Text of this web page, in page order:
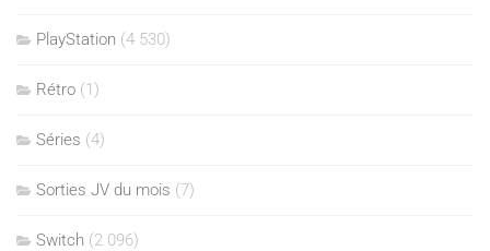
PlayStation (4 530)
Rétro (1)
Séries (4)
Sorties JV du mois (7)
Switch (2 096)